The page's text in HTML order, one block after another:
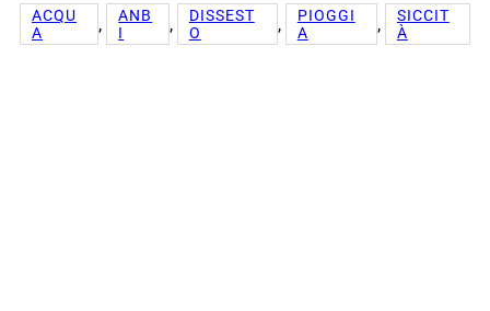
ACQU
A
,
ANB
I
,
DISSEST
O
,
PIOGGI
A
,
SICCIT
À